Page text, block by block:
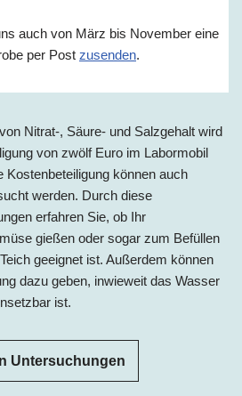
auch von März bis November eine
per Post zusenden.
Nitrat-, Säure- und Salzgehalt wird
von zwölf Euro im Labormobil
Kostenbeteiligung können auch
werden. Durch diese
erfahren Sie, ob Ihr
gießen oder sogar zum Befüllen
geeignet ist. Außerdem können
dazu geben, inwieweit das Wasser
ist.
Untersuchungen